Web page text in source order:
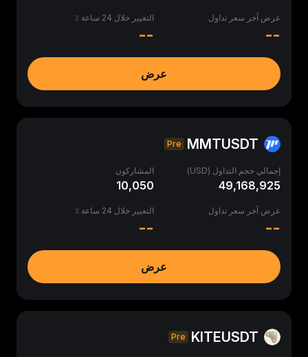
عرض آخر سعر تداول
--
التغيير خلال 24 ساعة ٪
--
عرض
MMTUSDT
Pre
إجمالي حجم التداول (USD)
49,168,925
المشاركون
10,050
عرض آخر سعر تداول
--
التغيير خلال 24 ساعة ٪
--
عرض
KITEUSDT
Pre